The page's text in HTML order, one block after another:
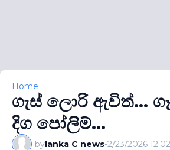
Home
ගැස් ලොරි ඇවිත්...
දිග පෝලිම්...
bylanka C news-2/23/2026